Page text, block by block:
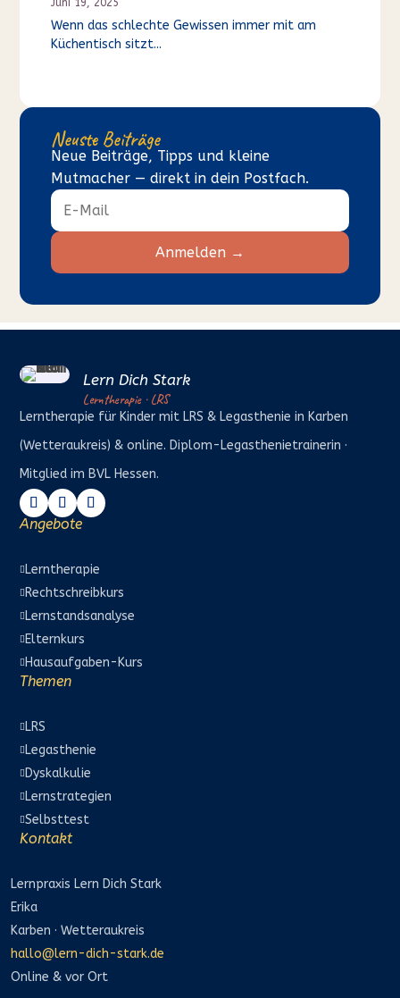
Juni 19, 2025
Wenn das schlechte Gewissen immer mit am
Küchentisch sitzt...
Neuste Beiträge
Neue Beiträge, Tipps und kleine
Mutmacher — direkt in dein Postfach.
Anmelden →
Lern Dich Stark
Lerntherapie · LRS
Lerntherapie für Kinder mit LRS & Legasthenie in Karben
(Wetteraukreis) & online. Diplom-Legasthenietrainerin ·
Mitglied im BVL Hessen.
Angebote
 Lerntherapie
 Rechtschreibkurs
 Lernstandsanalyse
 Elternkurs
 Hausaufgaben-Kurs
Themen
 LRS
 Legasthenie
 Dyskalkulie
 Lernstrategien
Selbsttest
Kontakt
Lernpraxis Lern Dich Stark
Erika
Karben · Wetteraukreis
hallo@lern-dich-stark.de
Online & vor Ort